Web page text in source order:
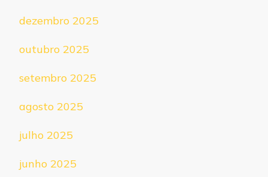
dezembro 2025
outubro 2025
setembro 2025
agosto 2025
julho 2025
junho 2025